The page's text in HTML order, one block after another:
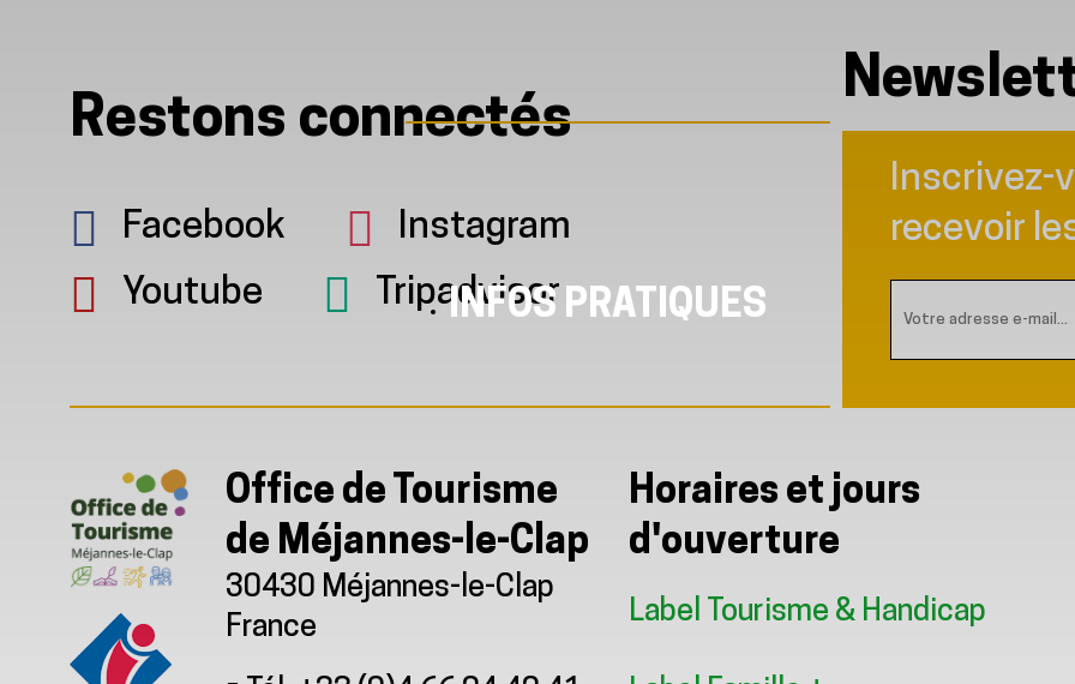
INFOS PRATIQUES
Restons connectés
Facebook
Instagram
Youtube
Tripadvisor
Inscrivez-
recevoir
Office de Tourisme
de Méjannes-le-Clap
30430 Méjannes-le-Clap
France
Horaires et jours
d'ouverture
Label Tourisme & Handicap